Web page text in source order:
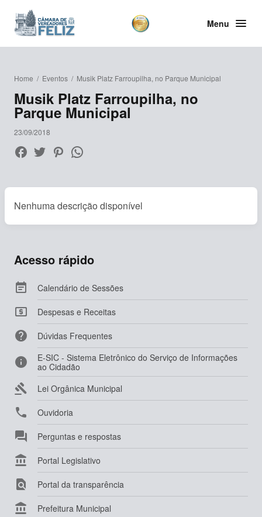
Menu
Home / Eventos / Musik Platz Farroupilha, no Parque Municipal
Musik Platz Farroupilha, no
Parque Municipal
23/09/2018
Nenhuma descrição disponível
Acesso rápido
 Calendário de Sessões
 Despesas e Receitas
 Dúvidas Frequentes

E-SIC - Sistema Eletrônico do Serviço de Informações
ao Cidadão
 Lei Orgânica Municipal
 Ouvidoria
 Perguntas e respostas
 Portal Legislativo
 Portal da transparência
 Prefeitura Municipal